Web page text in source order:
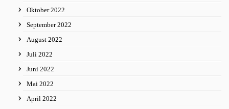
Oktober 2022
September 2022
August 2022
Juli 2022
Juni 2022
Mai 2022
April 2022